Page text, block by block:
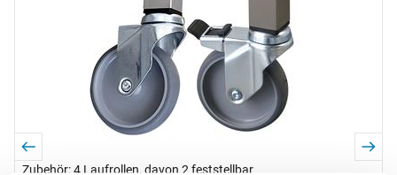
Zubehör: 4 Laufrollen, davon 2 feststellbar